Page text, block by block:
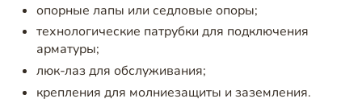
опорные лапы или седловые опоры;
технологические патрубки для подключения
арматуры;
люк-лаз для обслуживания;
крепления для молниезащиты и заземления.